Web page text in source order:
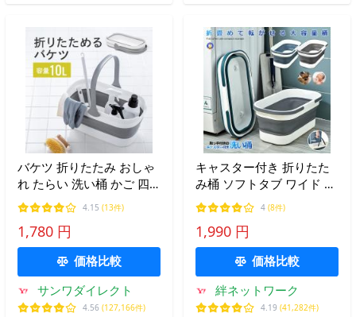
バケツ 折りたたみ おしゃ
れ たらい 洗い桶 かご 四
角 シリコン 畳める 大型
大容量 10L 軽量 取っ手 掃
除 洗濯 キッチン アウトド
ア ペット 排水口 200-
4.15 (13件)
1,780 円
価格比較
サンワダイレクト
4.56 (127,166件)
キャスター付き 折りたた
み桶 ソフトタブ ワイド 洗
い桶 沐浴 赤ちゃん 壁掛け
お風呂 ペット タライ お風
呂用桶 大型 柔らか素材 ア
ウトドア バケツ KYASORI
4 (8件)
1,990 円
価格比較
絆ネットワーク
4.19 (41,282件)